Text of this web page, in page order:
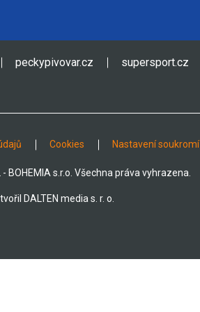
peckypivovar.cz supersport.cz
Cookies Nastavení soukromí
BOHEMIA s.r.o. Všechna práva vyhrazena.
DALTEN media s. r. o.